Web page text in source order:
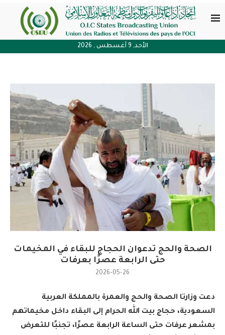
الأحد, 9 أغسطس , 2026
الصحة والحج تدعوان الحجاج للبقاء في المخيمات
حتى الرابعة عصرًا بعرفات
2026-05-26
دعت وزارتا الصحة والحج والعمرة بالمملكة العربية
السعودية، حجاج بيت الله الحرام إلى البقاء داخل مخيماتهم
بمشعر عرفات حتى الساعة الرابعة عصرًا، تجنبًا للتعرض